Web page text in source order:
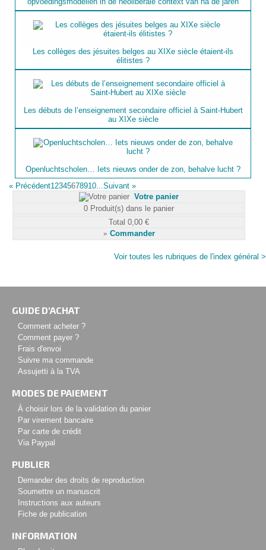
Les collèges des jésuites belges au XIXe siècle étaient-ils
élitistes ?
Les débuts de l’enseignement secondaire officiel à Saint-Hubert
au XIXe siècle
Openluchtscholen… Iets nieuws onder de zon, behalve lucht ?
« Précédent12345678910...Suivant »
Votre panier
0 Produit(s) dans le panier
Total 0,00 €
» Commander
Voir toutes les rubriques de l'index général >
GUIDE D'ACHAT
Comment acheter ?
Comment payer ?
Frais d'envoi
Suivre ma commande
Assujetti à la TVA
MODES DE PAIEMENT
À choisir lors de la validation du panier
Par virement bancaire
Par carte de crédit
Via Paypal
PUBLIER
Demander des droits de reproduction
Soumettre un manuscrit
Instructions aux auteurs
Fiche de publication
INFORMATION